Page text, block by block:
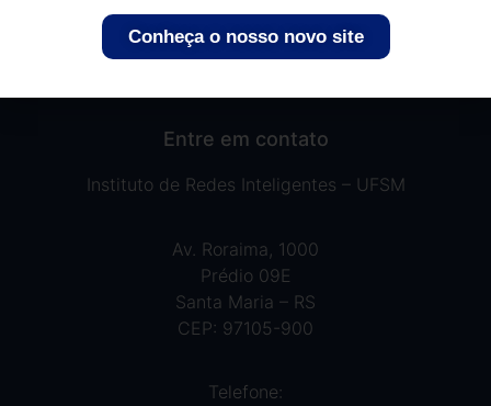
Entre em contato
Instituto de Redes Inteligentes – UFSM
Av. Roraima, 1000
Prédio 09E
Santa Maria – RS
CEP: 97105-900
Telefone:
Conheça o nosso novo site